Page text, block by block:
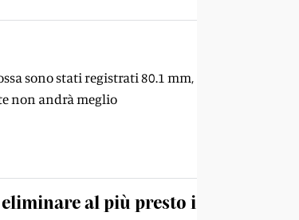
sono stati registrati 80.1 mm,
non andrà meglio
al più presto i